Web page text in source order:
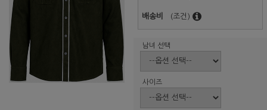
배송비 (조건)
남녀 선택
사이즈